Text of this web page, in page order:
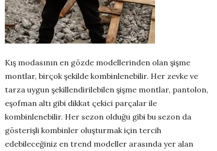
Kış modasının en gözde modellerinden olan şişme
montlar, birçok şekilde kombinlenebilir. Her zevke ve
tarza uygun şekillendirilebilen şişme montlar, pantolon,
eşofman altı gibi dikkat çekici parçalar ile
kombinlenebilir. Her sezon olduğu gibi bu sezon da
gösterişli kombinler oluşturmak için tercih
edebileceğiniz en trend modeller arasında yer alan